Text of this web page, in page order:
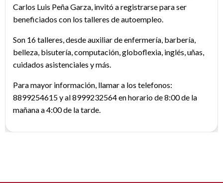
Carlos Luis Peña Garza, invitó a registrarse para ser
beneficiados con los talleres de autoempleo.
Son 16 talleres, desde auxiliar de enfermería, barbería,
belleza, bisutería, computación, globoflexia, inglés, uñas,
cuidados asistenciales y más.
Para mayor información, llamar a los telefonos:
8899254615 y al 8999232564 en horario de 8:00 de la
mañana a 4:00 de la tarde.